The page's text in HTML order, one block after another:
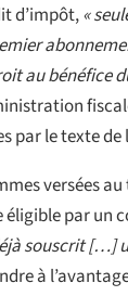
d’impôt,«
au bénéfice
par le texte de
versées
éligible par un
souscrit […]
à